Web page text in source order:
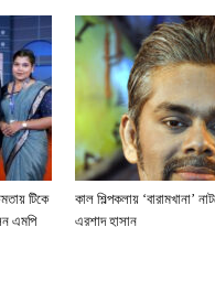
টিকে
এমপি
কাল শিল্পকলায় ‘বারামখানা’
এরশাদ হাসান